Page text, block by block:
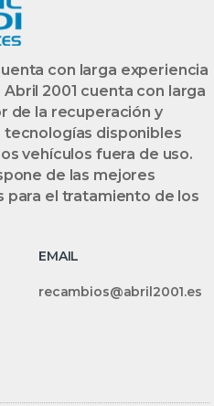
con larga experiencia
2001 cuenta con larga
de la recuperación y
disponibles
vehículos fuera de uso.
de las mejores
para el tratamiento de los
EMAIL
recambios@abril2001.es